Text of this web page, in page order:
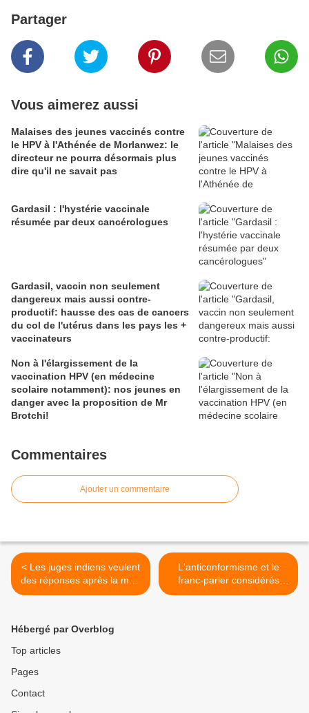
Partager
Vous aimerez aussi
Malaises des jeunes vaccinés contre
le HPV à l'Athénée de Morlanwez: le
directeur ne pourra désormais plus
dire qu'il ne savait pas
Gardasil : l'hystérie vaccinale
résumée par deux cancérologues
Gardasil, vaccin non seulement
dangereux mais aussi contre-
productif: hausse des cas de cancers
du col de l'utérus dans les pays les +
vaccinateurs
Non à l'élargissement de la
vaccination HPV (en médecine
scolaire notamment): nos jeunes en
danger avec la proposition de Mr
Brotchi!
Commentaires
Ajouter un commentaire
< Les juges indiens veulent
des réponses après la mort
d'enfants dans des essais
L'anticonformisme et le
franc-parler considérés
comme des maladies
Hébergé par Overblog
Top articles
Pages
Contact